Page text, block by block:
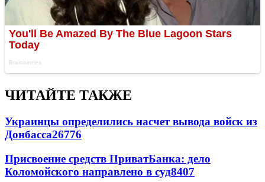
ЧИТАЙТЕ ТАКЖЕ
Украинцы определились насчет вывода войск из
Донбасса26776
Присвоение средств ПриватБанка: дело
Коломойского направлено в суд8407